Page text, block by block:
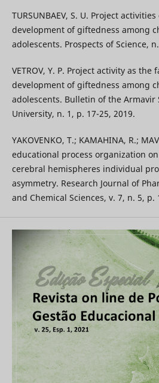
TURSUNBAEV, S. U. Project
development of giftedness among
adolescents. Prospects of Science,
VETROV, Y. P. Project activity as the
development of giftedness among
adolescents. Bulletin of the Armavir
University, n. 1, p. 17-25, 2019.
YAKOVENKO, T.; KAMAHINA, R.;
educational process organization
cerebral hemispheres individual
asymmetry. Research Journal of
and Chemical Sciences, v. 7, n. 5, p.